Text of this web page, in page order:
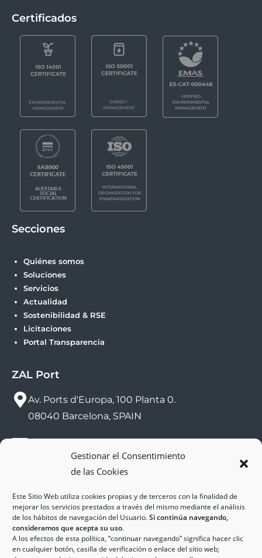
Gestionar el Consentimiento
de las Cookies
Este Sitio Web utiliza cookies propias y de terceros con la finalidad de
mejorar los servicios prestados a través del mismo mediante el análisis
de los hábitos de navegación del Usuario.Si continúa navegando,
consideramos que acepta su uso.
A los efectos de esta política, “continuar navegando” significa hacer clic
en cualquier botón, casilla de verificación o enlace del sitio web;
Certificados
Secciones
Quiénes somos
Soluciones
Servicios
Actualidad
Sostenibilidad & RSE
Licitaciones
Portal Transparencia
ZAL Port
Av. Ports d'Europa, 100 Planta 0.
08040 Barcelona, SPAIN
(+34) 93 552 58 26